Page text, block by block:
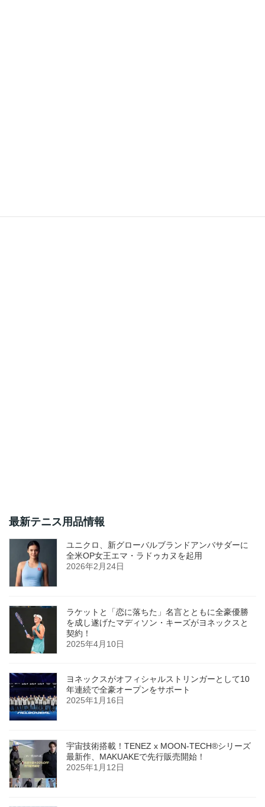
最新テニス用品情報
ユニクロ、新グローバルブランドアンバサダーに
全米OP女王エマ・ラドゥカヌを起用
2026年2月24日
ラケットと「恋に落ちた」名言とともに全豪優勝
を成し遂げたマディソン・キーズがヨネックスと
契約！
2025年4月10日
ヨネックスがオフィシャルストリンガーとして10
年連続で全豪オープンをサポート
2025年1月16日
宇宙技術搭載！TENEZ x MOON-TECH®シリーズ
最新作、MAKUAKEで先行販売開始！
2025年1月12日